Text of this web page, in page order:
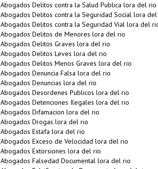
Abogados Delitos contra la Salud Publica lora del rio
Abogados Delitos contra la Seguridad Social lora
Abogados Delitos contra la Seguridad Vial lora del
Abogados Delitos de Menores lora del rio
Abogados Delitos Graves lora del rio
Abogados Delitos Leves lora del rio
Abogados Delitos Menos Graves lora del rio
Abogados Denuncia Falsa lora del rio
Abogados Denuncias lora del rio
Abogados Desordenes Publicos lora del rio
Abogados Detenciones Ilegales lora del rio
Abogados Difamacion lora del rio
Abogados Drogas lora del rio
Abogados Estafa lora del rio
Abogados Exceso de Velocidad lora del rio
Abogados Extorsiones lora del rio
Abogados Falsedad Documental lora del rio